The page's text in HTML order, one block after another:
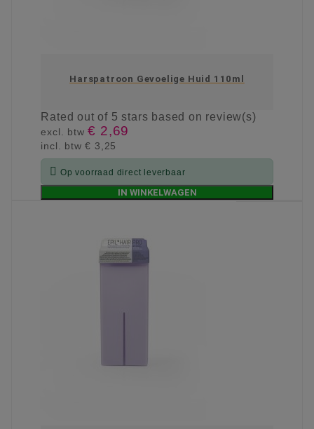
Harspatroon Gevoelige Huid 110ml
Ratedout of 5 stars based on review(s)
excl. btw€ 2,69
incl. btw€ 3,25
 Op voorraad direct leverbaar
IN WINKELWAGEN